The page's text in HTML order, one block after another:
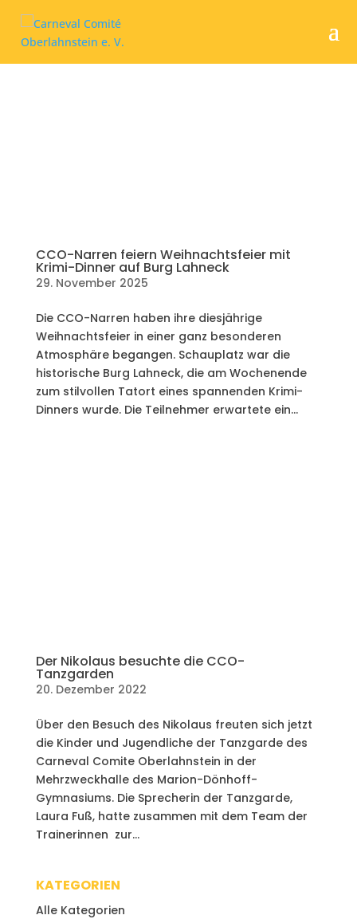
CCO-Narren feiern Weihnachtsfeier mit
Krimi-Dinner auf Burg Lahneck
29. November 2025
Die CCO-Narren haben ihre diesjährige
Weihnachtsfeier in einer ganz besonderen
Atmosphäre begangen. Schauplatz war die
historische Burg Lahneck, die am Wochenende
zum stilvollen Tatort eines spannenden Krimi-
Dinners wurde. Die Teilnehmer erwartete ein...
Der Nikolaus besuchte die CCO-
Tanzgarden
20. Dezember 2022
Über den Besuch des Nikolaus freuten sich jetzt
die Kinder und Jugendliche der Tanzgarde des
Carneval Comite Oberlahnstein in der
Mehrzweckhalle des Marion-Dönhoff-
Gymnasiums. Die Sprecherin der Tanzgarde,
Laura Fuß, hatte zusammen mit dem Team der
Trainerinnen zur...
KATEGORIEN
Alle Kategorien